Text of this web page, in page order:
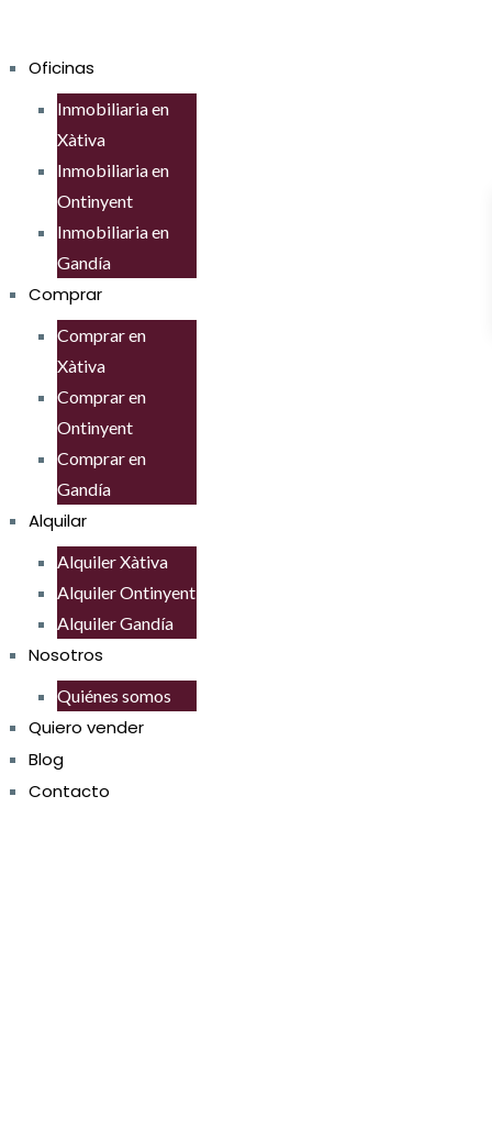
Oficinas
Inmobiliaria en
Xàtiva
Inmobiliaria en
Ontinyent
Inmobiliaria en
Gandía
Comprar
Comprar en
Xàtiva
Comprar en
Ontinyent
Comprar en
Gandía
Alquilar
Alquiler Xàtiva
Alquiler Ontinyent
Alquiler Gandía
Nosotros
Quiénes somos
Quiero vender
Blog
Contacto